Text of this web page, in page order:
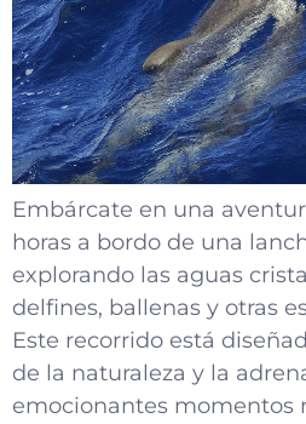
Embárcate en una
horas a bordo de una
explorando las aguas
delfines, ballenas y otras
Este recorrido está
de la naturaleza y la
emocionantes momentos